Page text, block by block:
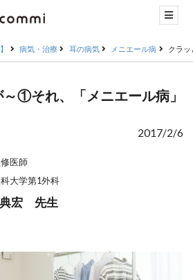
病気・治療 耳の病気 メニエール病 クラ
①それ、「メニエール病」
2017/2/6
医師
大学第1外科
宏 先生